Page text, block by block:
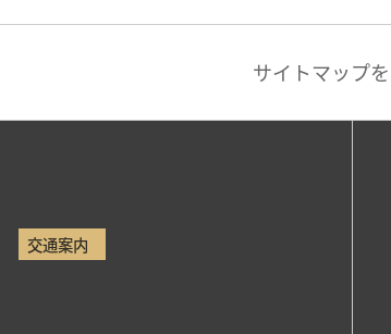
サイトマップ
交通案内